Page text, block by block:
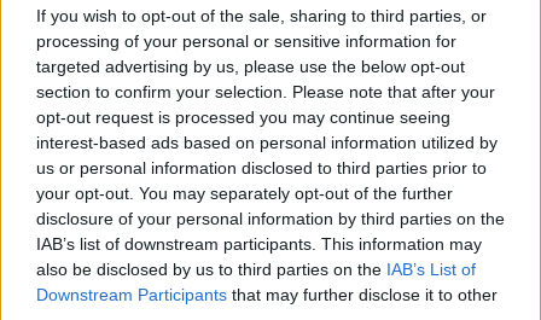
If you wish to opt-out of the sale, sharing to third parties, or
processing of your personal or sensitive information for
targeted advertising by us, please use the below opt-out
section to confirm your selection. Please note that after your
opt-out request is processed you may continue seeing
interest-based ads based on personal information utilized by
us or personal information disclosed to third parties prior to
your opt-out. You may separately opt-out of the further
disclosure of your personal information by third parties on the
IAB’s list of downstream participants. This information may
also be disclosed by us to third parties on the IAB’s List of
Downstream Participants that may further disclose it to other
Per Ognissanti divieti di sosta vicino ai cimiteri
Morto Ceccatelli, presidente de La Certosina
Falso maresciallo la spaventa e le porta via tutto
Cinquantadue anni fa il dramma dell'alluvione
Scattano misure anti Covid nei cimiteri fiorentini
Furti seriali in chiesa, incastrato dai video